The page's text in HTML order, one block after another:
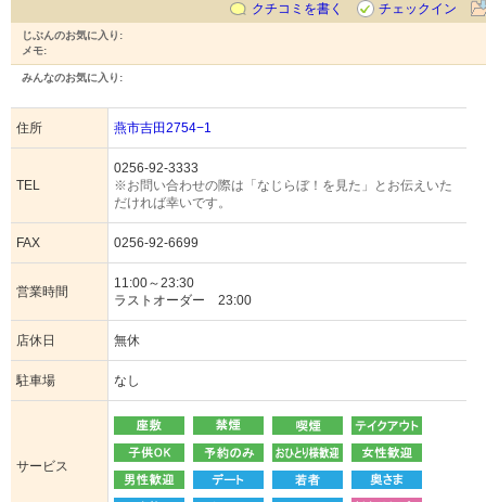
クチコミを書く
チェックイン
じぶんのお気に入り:
メモ:
みんなのお気に入り:
住所 燕市吉田2754−1
TEL
0256-92-3333
※お問い合わせの際は「なじらぼ！を見た」とお伝えいた
だければ幸いです。
FAX 0256-92-6699
営業時間
11:00～23:30
ラストオーダー 23:00
店休日 無休
駐車場 なし
サービス